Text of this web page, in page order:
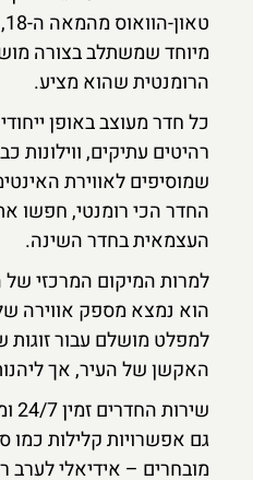
טאון-
מיוחד שמשתלב בצורה
הרומנטית שהוא מציע.
כל חדר מעוצב באופן ייחודי
רהיטים עתיקים, ווילונות
שמוסיפים לאווירת
החדר הכי רומנטי, חפשו את
העצמאית בחדר השינה.
למרות המיקום המרכזי של
הוא נמצא מספק אווירה
למפלט מושלם עבור זוגות
האקשן של העיר, אך ליהנות
שירות
גם אפשרויות קלילות כמו
מובחרים – אידיאלי לערב